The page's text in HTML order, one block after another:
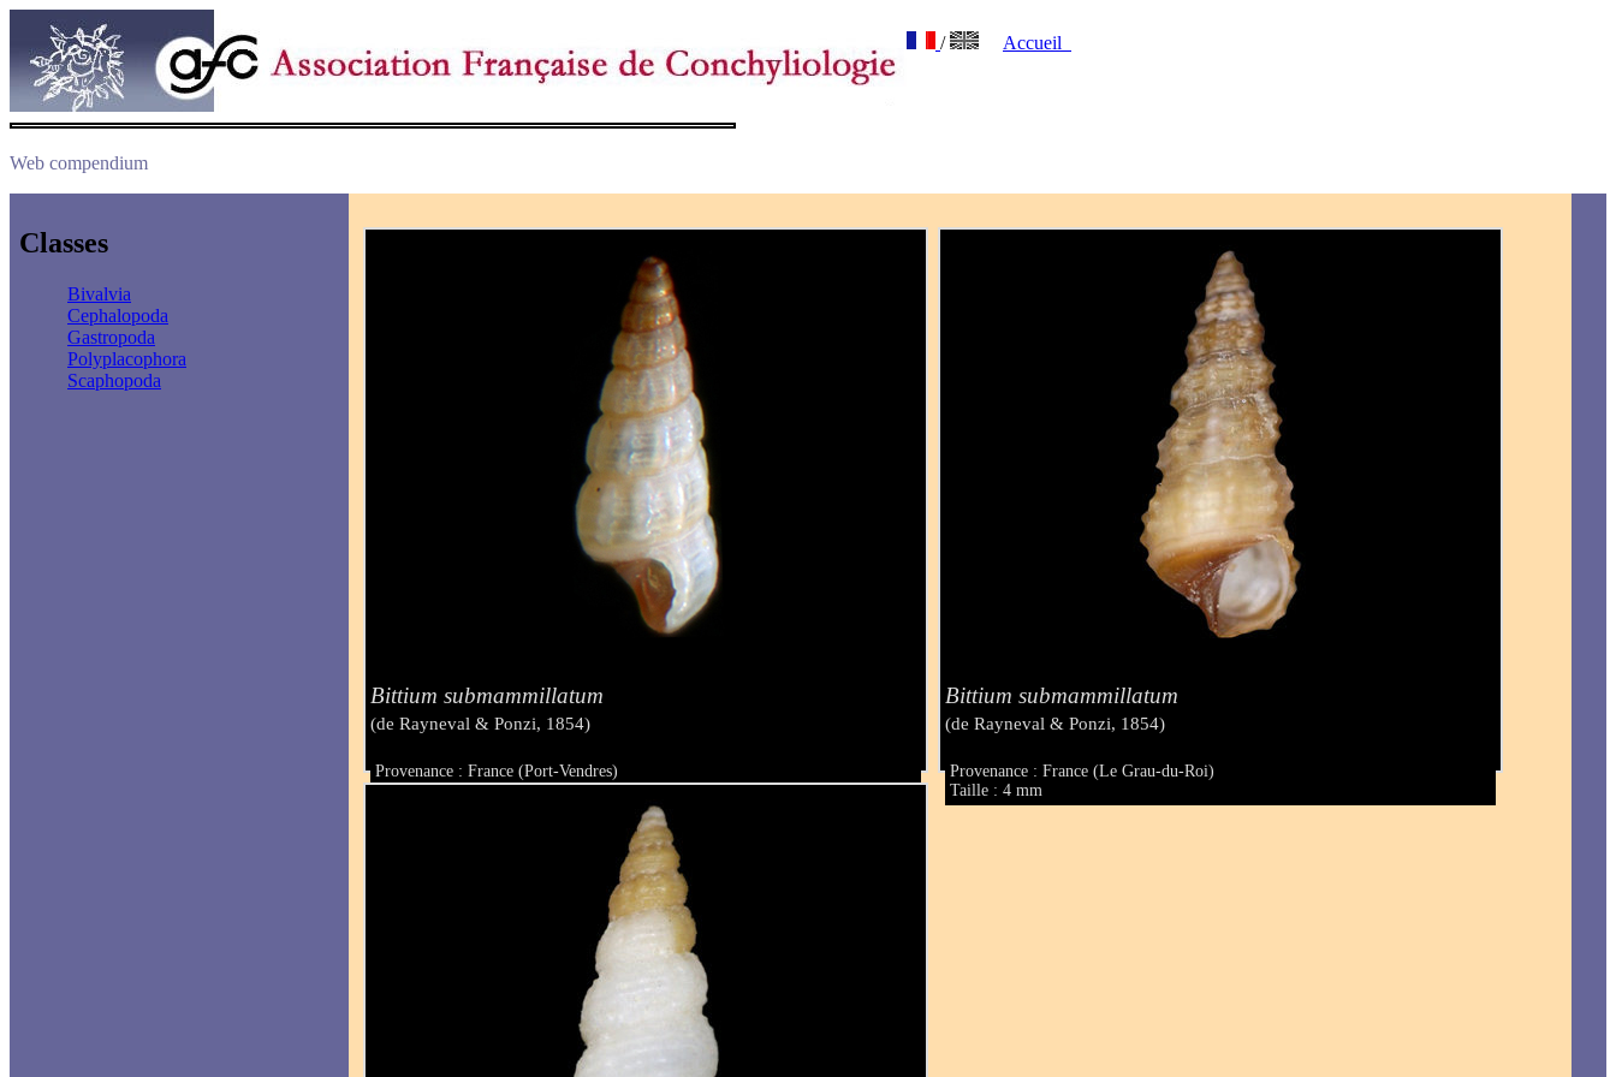
/ Accueil
Web compendium
Classes
Bivalvia
Cephalopoda
Gastropoda
Polyplacophora
Scaphopoda
Bittium submammillatum
(de Rayneval & Ponzi, 1854)
Provenance : France (Port-Vendres)
Taille : 5 mm
Bittium submammillatum
(de Rayneval & Ponzi, 1854)
Provenance : France (Le Grau-du-Roi)
Taille : 4 mm